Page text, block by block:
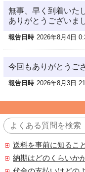
無事、早く到着いた
ありがとうございま
報告日時 2026年8月4日
今回もありがとうご
報告日時 2026年8月3日
送料を事前に知るこ
納期はどのくらいか